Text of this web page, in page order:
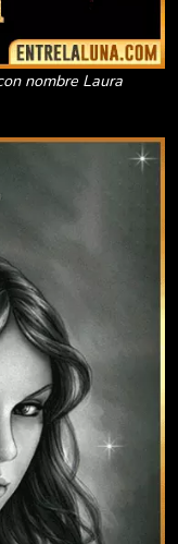
nombre Laura